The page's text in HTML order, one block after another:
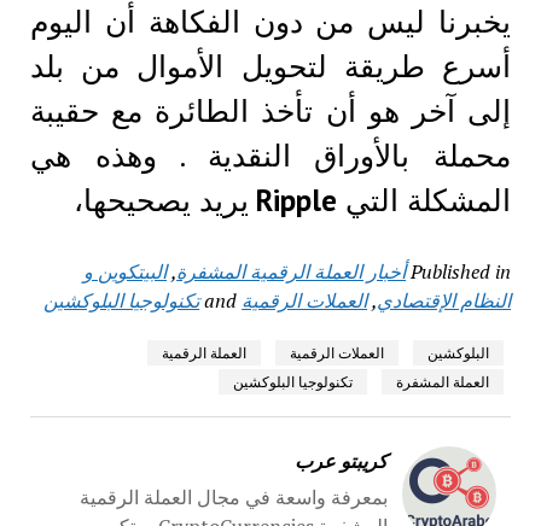
يخبرنا ليس من دون الفكاهة أن اليوم
أسرع طريقة لتحويل الأموال من بلد
إلى آخر هو أن تأخذ الطائرة مع حقيبة
محملة بالأوراق النقدية . وهذه هي
المشكلة التي Ripple يريد يصحيحها،
Published inأخبار العملة الرقمية المشفرة,البيتكوين و
النظام الإقتصادي,العملات الرقمية تكنولوجيا البلوكشين
البلوكشين العملات الرقمية
العملة الرقمية
العملة المشفرة
تكنولوجيا البلوكشين
كريبتو عرب
بمعرفة واسعة في مجال العملة الرقمية